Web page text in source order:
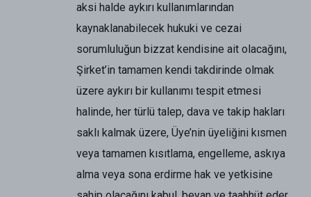
aksi halde aykırı kullanımlarından
kaynaklanabilecek hukuki ve cezai
sorumluluğun bizzat kendisine ait olacağını,
Şirket’in tamamen kendi takdirinde olmak
üzere aykırı bir kullanımı tespit etmesi
halinde, her türlü talep, dava ve takip hakları
saklı kalmak üzere, Üye’nin üyeliğini kısmen
veya tamamen kısıtlama, engelleme, askıya
alma veya sona erdirme hak ve yetkisine